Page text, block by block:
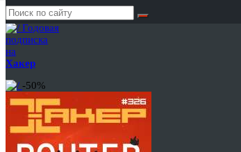
Годовая
подписка
на
Хакер
-50%